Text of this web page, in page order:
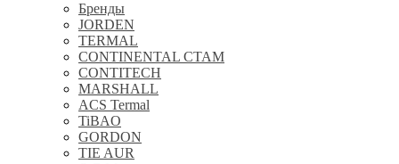
Бренды
JORDEN
TERMAL
CONTINENTAL CTAM
CONTITECH
MARSHALL
ACS Termal
TiBAO
GORDON
TIE AUR